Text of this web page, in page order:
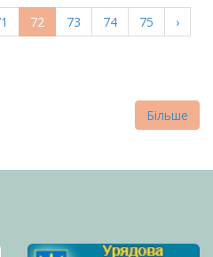
Поточна
сторінка
72 Page
73 Page
74 Page
75
›
Більше